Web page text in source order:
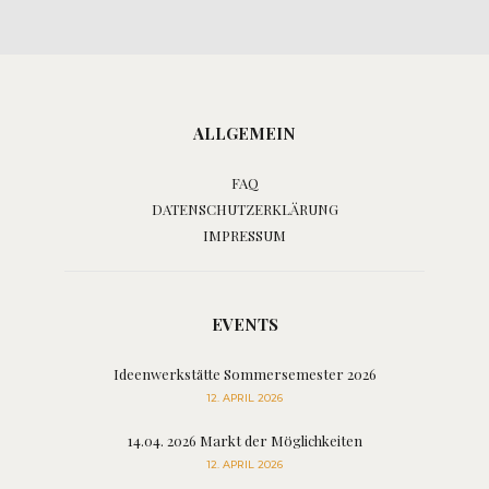
ALLGEMEIN
FAQ
DATENSCHUTZERKLÄRUNG
IMPRESSUM
EVENTS
Ideenwerkstätte Sommersemester 2026
12. APRIL 2026
14.04. 2026 Markt der Möglichkeiten
12. APRIL 2026